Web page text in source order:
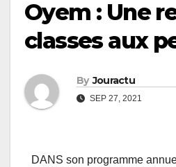
Oyem : Une
classes aux
By Jouractu
SEP 27, 2021
DANS son programme